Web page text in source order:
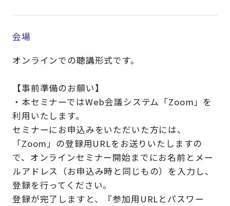
会場
オンラインでの聴講形式です。
【事前準備のお願い】
・本セミナーではWeb会議システム「Zoom」を
利用いたします。
セミナーにお申込みをいただいた方には、
「Zoom」の登録用URLをお送りいたしますの
で、オンラインセミナー開始までにお名前とメー
ルアドレス（お申込み時と同じもの）を入力し、
登録を行ってください。
登録が完了しますと、『参加用URLとパスワー